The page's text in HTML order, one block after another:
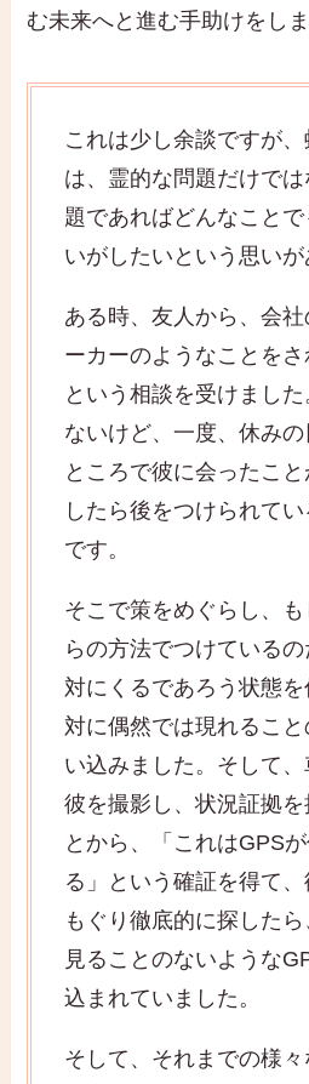
む未来へと進む手助けをしま
これは少し余談ですが
は、霊的な問題だけで
題であればどんなこと
いがしたいという思いが
ある時、友人から、会
ーカーのようなことを
という相談を受けまし
ないけど、一度、休み
ところで彼に会ったこ
したら後をつけられて
です。
そこで策をめぐらし、
らの方法でつけている
対にくるであろう状態
対に偶然では現れるこ
い込みました。そして
彼を撮影し、状況証拠
とから、「これはGPS
る」という確証を得て
もぐり徹底的に探した
見ることのないような
込まれていました。
そして、それまでの様々